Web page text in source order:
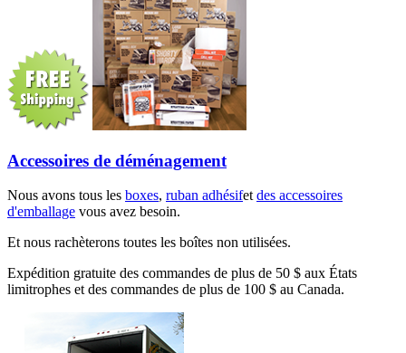
Accessoires de déménagement
Nous avons tous les boxes, ruban adhésifetdes accessoires
d'emballage vous avez besoin.
Et nous rachèterons toutes les boîtes non utilisées.
Expédition gratuite des commandes de plus de 50 $ aux États
limitrophes et des commandes de plus de 100 $ au Canada.